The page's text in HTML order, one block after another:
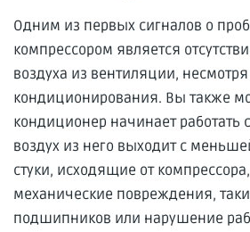
Одним из первых сигналов о
компрессором является
воздуха из вентиляции,
кондиционирования. Вы также
кондиционер начинает работать
воздух из него выходит с
стуки, исходящие от
механические повреждения,
подшипников или нарушение